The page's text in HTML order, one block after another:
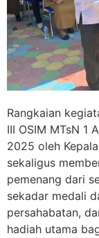
Rangkaian
III OSIM MTsN 1
2025 oleh
sekaligus
pemenang dari
sekadar medali
persahabatan,
hadiah utama